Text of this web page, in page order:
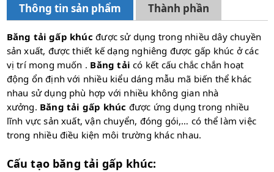
Thông tin sản phẩm Thành phần
Băng tải gấp khúc được sử dụng trong nhiều dây chuyền
sản xuất, được thiết kế dạng nghiêng được gấp khúc ở các
vị trí mong muốn . Băng tải có kết cấu chắc chắn hoạt
động ổn định với nhiều kiểu dáng mẫu mã biến thể khác
nhau sử dụng phù hợp với nhiều không gian nhà
xưởng. Băng tải gấp khúc được ứng dụng trong nhiều
lĩnh vực sản xuất, vận chuyển, đóng gói,… có thể làm việc
trong nhiều điều kiện môi trường khác nhau.
Cấu tạo băng tải gấp khúc: